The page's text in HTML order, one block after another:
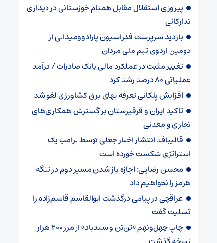
پیروزی استقلال مقابل همنام خوزستانی در دیداری
تدارکاتی
بازدید سرپرست فدراسیون پارادوومیدانی از
دومین اردوی تیم ملی مردان
تغییر مثبت در عملکرد مالی بانک صادرات / درآمد
عملیاتی ۸۰ درصد رشد کرد
افزایش پلکانی تعرفه بهای برق کشاورزی لغو شد
تاکید ایران و قرقیزستان بر گسترش همکاری‌های
تجاری و معدنی
قالیباف: انتشار اخبار جعلی توسط ترامپ یک
استراتژی شکست خورده است
محسن رضایی: اجازه باز شدن مسیر دوم در تنگه
هرمز را نخواهیم داد
عراقچی در پیامی درگذشت ابوالقاسم قاسم‌زاده را
تسلیت گفت
چاپ چهل‌ونهم «تن‌تن و سندباد» از مرز ۲۰۰ هزار